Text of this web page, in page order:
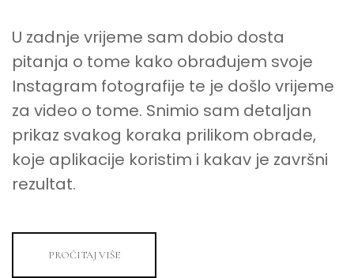
U zadnje vrijeme sam dobio dosta
pitanja o tome kako obrađujem svoje
Instagram fotografije te je došlo vrijeme
za video o tome. Snimio sam detaljan
prikaz svakog koraka prilikom obrade,
koje aplikacije koristim i kakav je završni
rezultat.
PROČITAJ VIŠE